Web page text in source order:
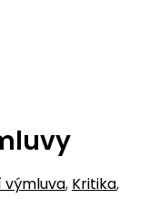
výmluva, Kritika,